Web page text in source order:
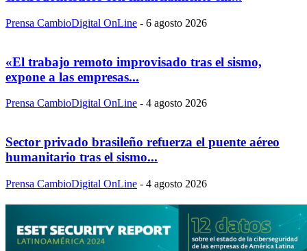
Prensa CambioDigital OnLine - 6 agosto 2026
«El trabajo remoto improvisado tras el sismo,
expone a las empresas...
Prensa CambioDigital OnLine - 4 agosto 2026
Sector privado brasileño refuerza el puente aéreo
humanitario tras el sismo...
Prensa CambioDigital OnLine - 4 agosto 2026